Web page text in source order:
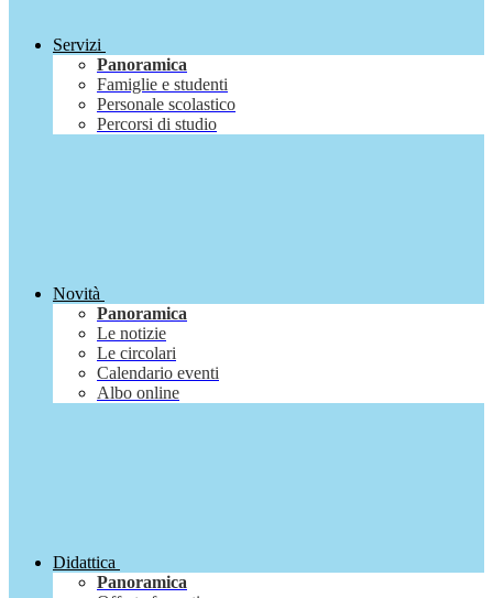
Servizi
Panoramica
Famiglie e studenti
Personale scolastico
Percorsi di studio
Novità
Panoramica
Le notizie
Le circolari
Calendario eventi
Albo online
Didattica
Panoramica